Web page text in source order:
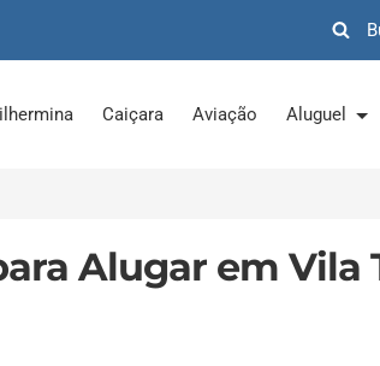
Caiçara Aviação Aluguel
Alugar em Vila